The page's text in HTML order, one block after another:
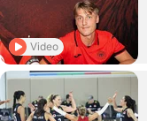
Video